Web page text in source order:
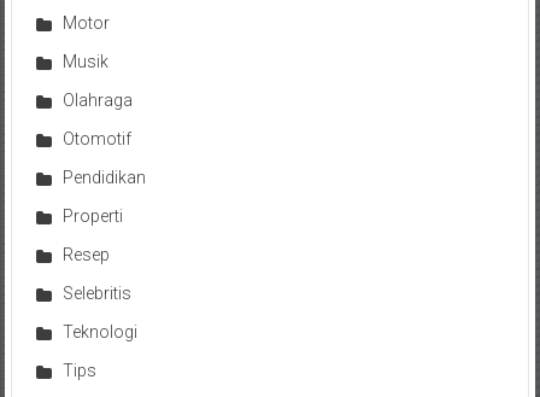
Motor
Musik
Olahraga
Otomotif
Pendidikan
Properti
Resep
Selebritis
Teknologi
Tips